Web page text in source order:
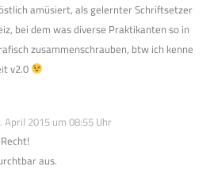
amüsiert, als gelernter Schriftsetzer
bei dem was diverse Praktikanten so in
zusammenschrauben, btw ich kenne
v2.0
April 2015 um 08:55 Uhr
aus.